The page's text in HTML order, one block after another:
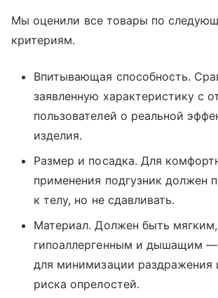
Мы оценили все товары по
критериям.
Впитывающая способность.
заявленную характеристику с
пользователей о реальной
изделия.
Размер и посадка. Для
применения подгузник должен
к телу, но не сдавливать.
Материал. Должен быть мягким,
гипоаллергенным и дышащим —
для минимизации раздражения
риска опрелостей.